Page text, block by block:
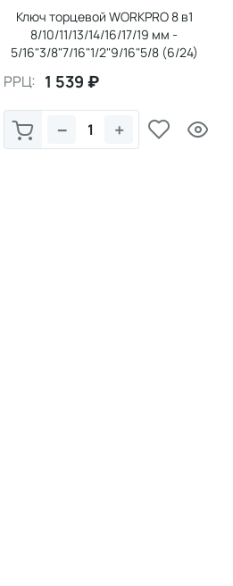
Ключ торцевой WORKPRO 8 в1
8/10/11/13/14/16/17/19 мм -
5/16"3/8"7/16"1/2"9/16"5/8 (6/24)
РРЦ: 1 539 ₽
+
−